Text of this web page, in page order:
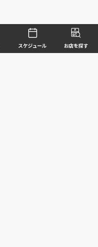
スケジュール お店を探す